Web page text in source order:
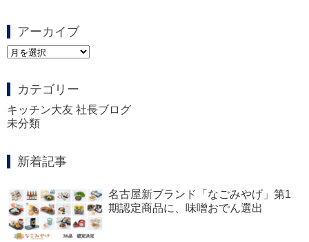
アーカイブ
ア
ブ
カテゴリー
キッチン大友 社長ブログ
未分類
新着記事
名古屋新ブランド「なごみやげ」第1
期認定商品に、味噌おでん選出